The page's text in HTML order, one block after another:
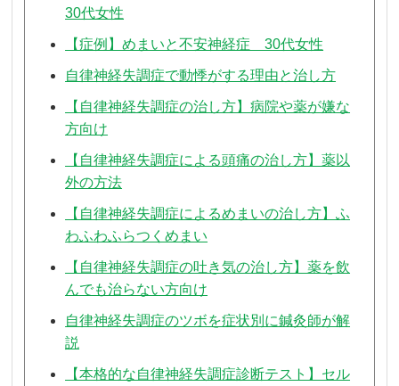
30代女性
【症例】めまいと不安神経症 30代女性
自律神経失調症で動悸がする理由と治し方
【自律神経失調症の治し方】病院や薬が嫌な
方向け
【自律神経失調症による頭痛の治し方】薬以
外の方法
【自律神経失調症によるめまいの治し方】ふ
わふわふらつくめまい
【自律神経失調症の吐き気の治し方】薬を飲
んでも治らない方向け
自律神経失調症のツボを症状別に鍼灸師が解
説
【本格的な自律神経失調症診断テスト】セル